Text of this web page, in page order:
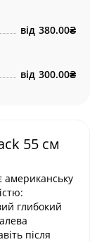
від 380.00₴
від 300.00₴
55 см
американську
глибокий
після